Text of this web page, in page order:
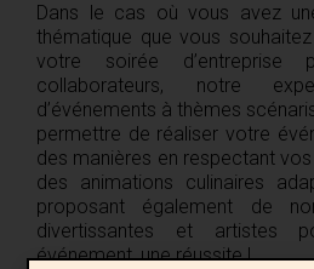
Dans le cas où vous avez
thématique que vous
votre soirée
collaborateurs, notre
d’événements à thèmes
permettre de réaliser votre
des manières en respectant
des animations culinaires
proposant également de
divertissantes et artistes
événement, une réussite !